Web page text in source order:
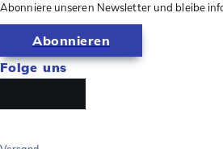
Abonniere unseren Newsletter und bleibe
Abonnieren
Folge uns